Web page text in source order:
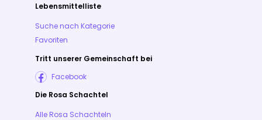
Lebensmittelliste
Suche nach Kategorie
Favoriten
Tritt unserer Gemeinschaft bei
Facebook
Die Rosa Schachtel
Alle Rosa Schachteln